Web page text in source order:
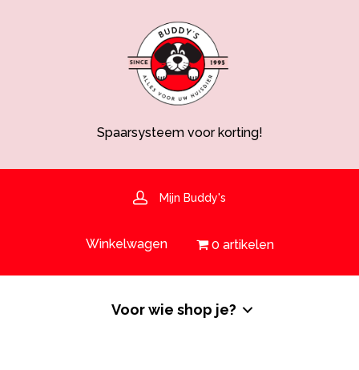
Voedingsdeskundige aanwezig
GRATIS bezorging in de regio
Spaarsysteem voor korting!
Mijn Buddy's
Winkelwagen 0 artikelen
Voor wie shop je?